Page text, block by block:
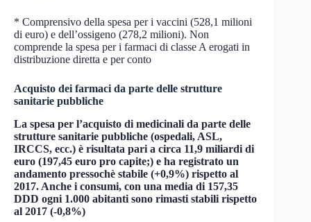
* Comprensivo della spesa per i vaccini (528,1 milioni
di euro) e dell’ossigeno (278,2 milioni). Non
comprende la spesa per i farmaci di classe A erogati in
distribuzione diretta e per conto
Acquisto dei farmaci da parte delle strutture
sanitarie pubbliche
La spesa per l’acquisto di medicinali da parte delle
strutture sanitarie pubbliche (ospedali, ASL,
IRCCS, ecc.) è risultata pari a circa 11,9 miliardi di
euro (197,45 euro pro capite;) e ha registrato un
andamento pressochè stabile (+0,9%) rispetto al
2017. Anche i consumi, con una media di 157,35
DDD ogni 1.000 abitanti sono rimasti stabili rispetto
al 2017 (-0,8%)